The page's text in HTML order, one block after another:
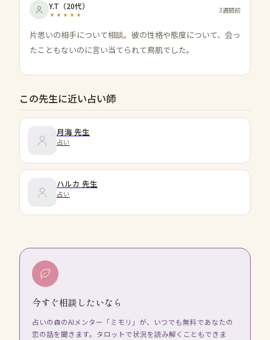
Y.T （20代） 3週間前
片思いの相手について相談。彼の性格や態度について、会っ
たこともないのに言い当てられて鳥肌でした。
この先生に近い占い師
月海 先生
占い
ハルカ 先生
占い
今すぐ相談したいなら
占いの森のAIメンター「ミモリ」が、いつでも無料であなたの
恋の話を聞きます。タロットで状況を読み解くこともできま